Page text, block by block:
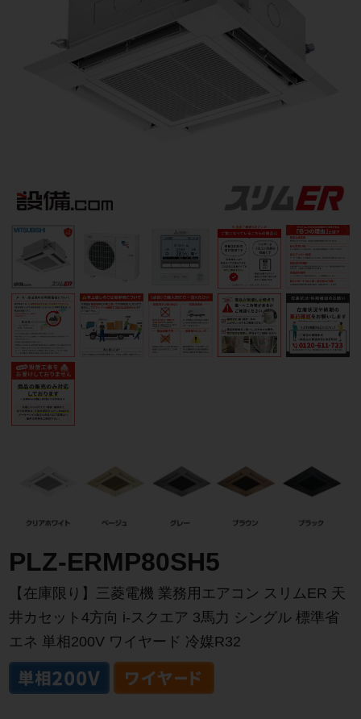
PLZ-ERMP80SH5
【在庫限り】三菱電機 業務用エアコン スリムER 天
井カセット4方向 i-スクエア 3馬力 シングル 標準省
エネ 単相200V ワイヤード 冷媒R32